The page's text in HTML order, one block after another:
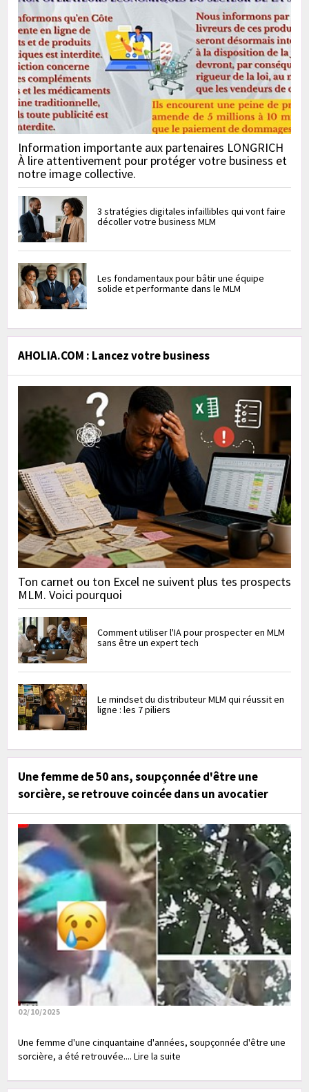
Information importante aux partenaires LONGRICH
À lire attentivement pour protéger votre business et
notre image collective.
3 stratégies digitales infaillibles qui vont faire
décoller votre business MLM
Les fondamentaux pour bâtir une équipe
solide et performante dans le MLM
AHOLIA.COM : Lancez votre business
Ton carnet ou ton Excel ne suivent plus tes prospects
MLM. Voici pourquoi
Comment utiliser l'IA pour prospecter en MLM
sans être un expert tech
Le mindset du distributeur MLM qui réussit en
ligne : les 7 piliers
Une femme de 50 ans, soupçonnée d'être une
sorcière, se retrouve coincée dans un avocatier
02/10/2025
Une femme d'une cinquantaine d'années, soupçonnée d'être une
sorcière, a été retrouvée.... Lire la suite